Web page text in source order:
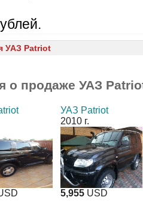
УАЗ Patriot
о продаже УАЗ
УАЗ Patriot
2010 г.
5,955 USD